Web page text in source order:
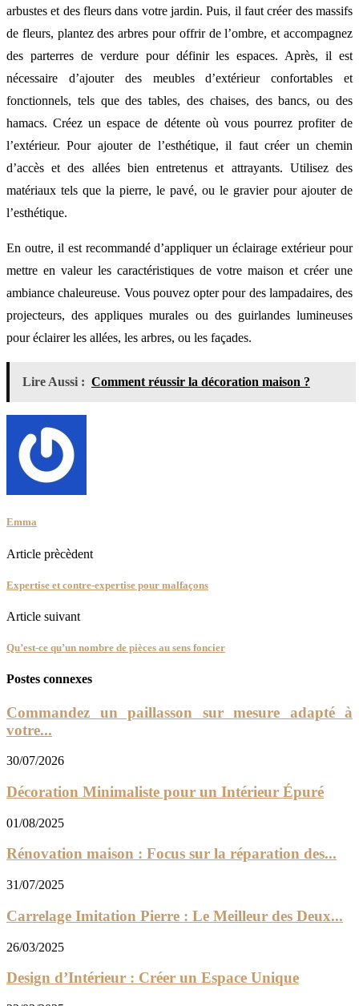
arbustes et des fleurs dans votre jardin. Puis, il faut créer des massifs
de fleurs, plantez des arbres pour offrir de l’ombre, et accompagnez
des parterres de verdure pour définir les espaces. Après, il est
nécessaire d’ajouter des meubles d’extérieur confortables et
fonctionnels, tels que des tables, des chaises, des bancs, ou des
hamacs. Créez un espace de détente où vous pourrez profiter de
l’extérieur. Pour ajouter de l’esthétique, il faut créer un chemin
d’accès et des allées bien entretenus et attrayants. Utilisez des
matériaux tels que la pierre, le pavé, ou le gravier pour ajouter de
l’esthétique.
En outre, il est recommandé d’appliquer un éclairage extérieur pour
mettre en valeur les caractéristiques de votre maison et créer une
ambiance chaleureuse. Vous pouvez opter pour des lampadaires, des
projecteurs, des appliques murales ou des guirlandes lumineuses
pour éclairer les allées, les arbres, ou les façades.
Lire Aussi : Comment réussir la décoration maison ?
Emma
Article prècèdent
Expertise et contre-expertise pour malfaçons
Article suivant
Qu’est-ce qu’un nombre de pièces au sens foncier
Postes connexes
Commandez un paillasson sur mesure adapté à
votre...
30/07/2026
Décoration Minimaliste pour un Intérieur Épuré
01/08/2025
Rénovation maison : Focus sur la réparation des...
31/07/2025
Carrelage Imitation Pierre : Le Meilleur des Deux...
26/03/2025
Design d’Intérieur : Créer un Espace Unique